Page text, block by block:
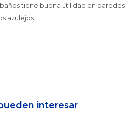
baños tiene buena utilidad en paredes
azulejos.
interesar